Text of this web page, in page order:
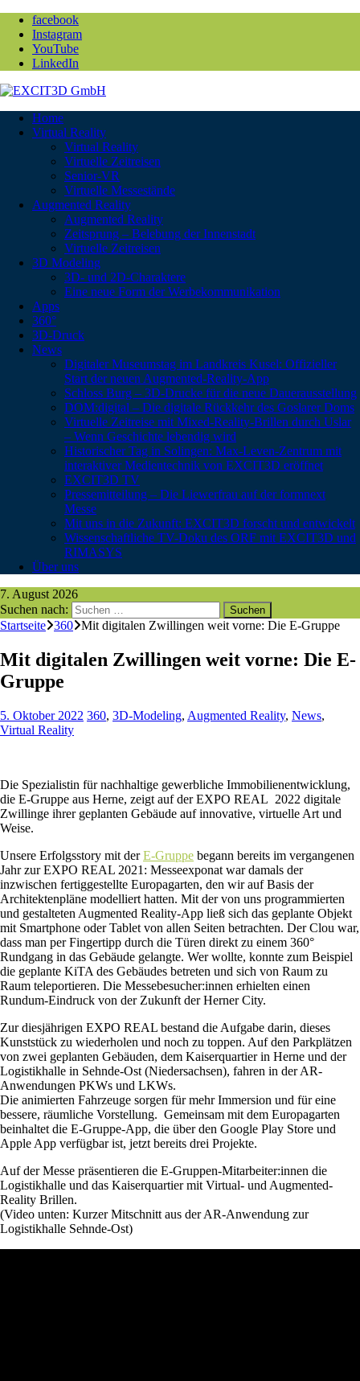
facebook
Instagram
YouTube
LinkedIn
Home
Virtual Reality
Virtual Reality
Virtuelle Zeitreisen
Senior-VR
Virtuelle Messestände
Augmented Reality
Augmented Reality
Zeitsprung – Belebung der Innenstadt
Virtuelle Zeitreisen
3D Modeling
3D- und 2D-Charaktere
Eine neue Form der Werbekommunikation
Apps
360°
3D-Druck
News
Digitaler Museumstag im Landkreis Kusel: Offizieller
Start der neuen Augmented-Reality-App
Schloss Burg – 3D-Drucke für die neue Dauerausstellung
DOM:digital – Die digitale Rückkehr des Goslarer Doms
Virtuelle Zeitreise mit Mixed-Reality-Brillen durch Uslar
– Wenn Geschichte lebendig wird
Historischer Tag in Solingen: Max-Leven-Zentrum mit
interaktiver Medientechnik von EXCIT3D eröffnet
EXCIT3D TV
Pressemitteilung – Die Liewerfrau auf der formnext
Messe
Mit uns in die Zukunft: EXCIT3D forscht und entwickelt
Wissenschaftliche TV-Doku des ORF mit EXCIT3D und
RIMASYS
Über uns
7. August 2026
Suchen nach:
Startseite 360 Mit digitalen Zwillingen weit vorne: Die E-Gruppe
Mit digitalen Zwillingen weit vorne: Die E-
Gruppe
5. Oktober 2022 360, 3D-Modeling, Augmented Reality, News,
Virtual Reality
Die Spezialistin für nachhaltige gewerbliche Immobilienentwicklung,
die E-Gruppe aus Herne, zeigt auf der EXPO REAL 2022 digitale
Zwillinge ihrer geplanten Gebäude auf innovative, virtuelle Art und
Weise.
Unsere Erfolgsstory mit derE-Gruppe begann bereits im vergangenen
Jahr zur EXPO REAL 2021: Messeexponat war damals der
inzwischen fertiggestellte Europagarten, den wir auf Basis der
Architektenpläne modelliert hatten. Mit der von uns programmierten
und gestalteten Augmented Reality-App ließ sich das geplante Objekt
mit Smartphone oder Tablet von allen Seiten betrachten. Der Clou war,
dass man per Fingertipp durch die Türen direkt zu einem 360°
Rundgang in das Gebäude gelangte. Wer wollte, konnte zum Beispiel
die geplante KiTA des Gebäudes betreten und sich von Raum zu
Raum teleportieren. Die Messebesucher:innen erhielten einen
Rundum-Eindruck von der Zukunft der Herner City.
Zur diesjährigen EXPO REAL bestand die Aufgabe darin, dieses
Kunststück zu wiederholen und noch zu toppen. Auf den Parkplätzen
von zwei geplanten Gebäuden, dem Kaiserquartier in Herne und der
Logistikhalle in Sehnde-Ost (Niedersachsen), fahren in der AR-
Anwendungen PKWs und LKWs.
Die animierten Fahrzeuge sorgen für mehr Immersion und für eine
bessere, räumliche Vorstellung. Gemeinsam mit dem Europagarten
beinhaltet die E-Gruppe-App, die über den Google Play Store und
Apple App verfügbar ist, jetzt bereits drei Projekte.
Auf der Messe präsentieren die E-Gruppen-Mitarbeiter:innen die
Logistikhalle und das Kaiserquartier mit Virtual- und Augmented-
Reality Brillen.
(Video unten: Kurzer Mitschnitt aus der AR-Anwendung zur
Logistikhalle Sehnde-Ost)